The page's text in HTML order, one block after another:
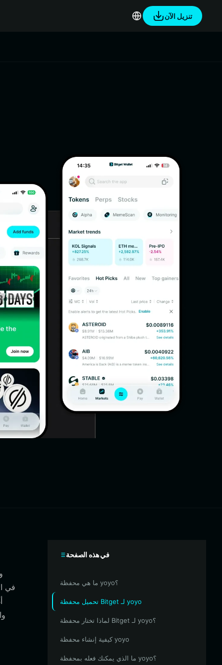
تنزيل الآن
في هذه الصفحة
ما هي محفظة yoyo؟
تحميل محفظة Bitget لـ yoyo
لماذا تختار محفظة Bitget لـ yoyo؟
كيفية إنشاء محفظة yoyo
ما الذي يمكنك فعله بمحفظة yoyo؟